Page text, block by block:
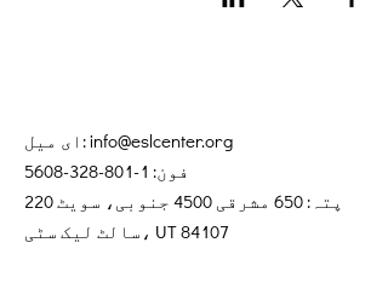
ای میل:info@eslcenter.org
فون: 1-801-328-5608
پتہ: 650 مشرقی 4500 جنوبی، سویٹ 220
سالٹ لیک سٹی، UT 84107